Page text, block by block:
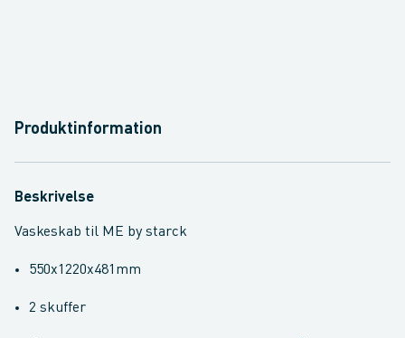
Produktinformation
Beskrivelse
Vaskeskab til ME by starck
550x1220x481mm
2 skuffer